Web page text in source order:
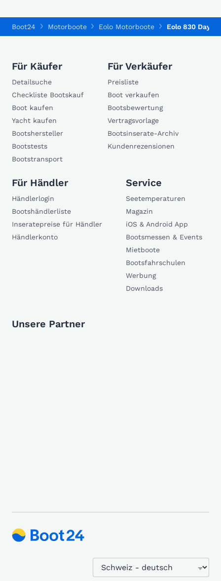
Boot24 Motorboote Eolo Motorboote Eolo 830 Day
Für Käufer
Detailsuche
Checkliste Bootskauf
Boot kaufen
Yacht kaufen
Bootshersteller
Bootstests
Bootstransport
Für Verkäufer
Preisliste
Boot verkaufen
Bootsbewertung
Vertragsvorlage
Bootsinserate-Archiv
Kundenrezensionen
Für Händler
Händlerlogin
Bootshändlerliste
Inseratepreise für Händler
Händlerkonto
Service
Seetemperaturen
Magazin
iOS & Android App
Bootsmessen & Events
Mietboote
Bootsfahrschulen
Werbung
Downloads
Unsere Partner